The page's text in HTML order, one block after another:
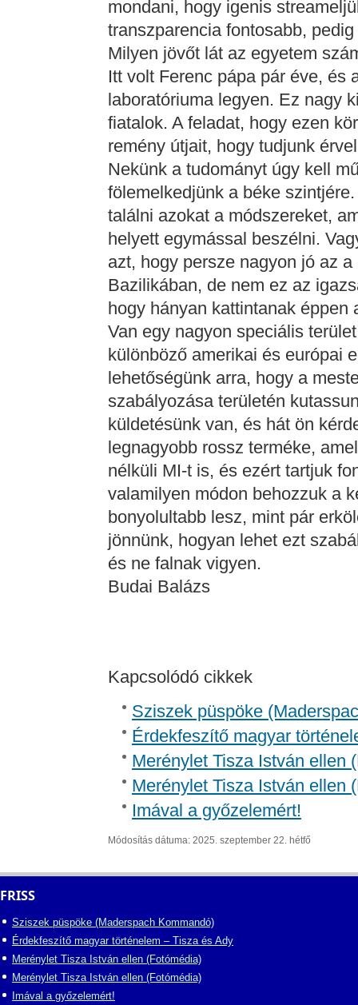
mondani, hogy igenis
transzparencia fontosabb,
Milyen jövőt lát az egyetem
Itt volt Ferenc pápa pár éve, és
laboratóriuma legyen. Ez nagy
fiatalok. A feladat, hogy ezen
remény útjait, hogy tudjunk
Nekünk a tudományt úgy kell
fölemelkedjünk a béke
találni azokat a módszereket,
helyett egymással beszélni.
azt, hogy persze nagyon jó az
Bazilikában, de nem ez az
hogy hányan kattintanak éppen
Van egy nagyon speciális
különböző amerikai és európai
lehetőségünk arra, hogy a
szabályozása területén
küldetésünk van, és hát ön
legnagyobb rossz terméke,
nélküli MI-t is, és ezért tartjuk
valamilyen módon behozzuk a
bonyolultabb lesz, mint pár
jönnünk, hogyan lehet ezt
és ne falnak vigyen.
Budai Balázs
Kapcsolódó cikkek
Sziszek püspöke
Érdekfeszítő magyar
Merénylet Tisza István ellen
Merénylet Tisza István ellen
Imával a győzelemért!
Módosítás dátuma: 2025. szeptember 22. hétfő
FRISS
Sziszek püspöke (Maderspach Kommandó)
Érdekfeszítő magyar történelem – Tisza és Ady
Merénylet Tisza István ellen (Fotómédia)
Merénylet Tisza István ellen (Fotómédia)
Imával a győzelemért!